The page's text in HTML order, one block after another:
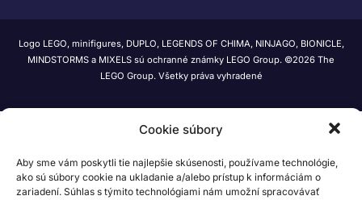
Cookie súbory
Aby sme vám poskytli tie najlepšie skúsenosti, používame technológie,
ako sú súbory cookie na ukladanie a/alebo prístup k informáciám o
zariadení. Súhlas s týmito technológiami nám umožní spracovávať
Logo LEGO, minifigures, DUPLO, LEGENDS OF CHIMA, NINJAGO, BIONICLE,
MINDSTORMS a MIXELS sú ochranné známky LEGO Group. ©2026 The
LEGO Group. Všetky práva vyhradené